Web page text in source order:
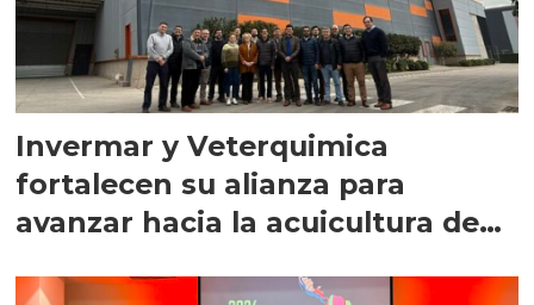
Invermar y Veterquimica
fortalecen su alianza para
avanzar hacia la acuicultura de